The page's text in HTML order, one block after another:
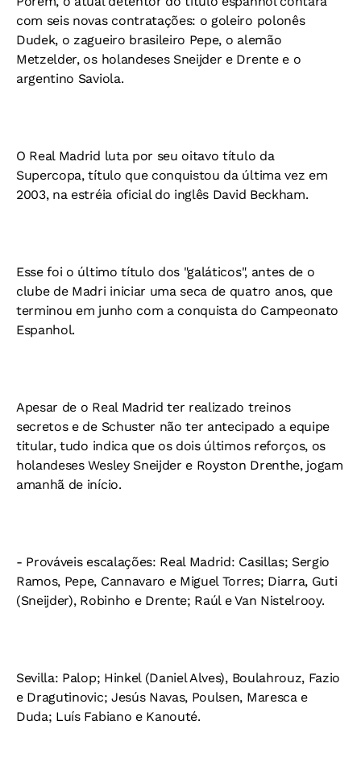
com seis novas contratações: o goleiro polonês
Dudek, o zagueiro brasileiro Pepe, o alemão
Metzelder, os holandeses Sneijder e Drente e o
argentino Saviola.
O Real Madrid luta por seu oitavo título da
Supercopa, título que conquistou da última vez em
2003, na estréia oficial do inglês David Beckham.
Esse foi o último título dos "galáticos", antes de o
clube de Madri iniciar uma seca de quatro anos, que
terminou em junho com a conquista do Campeonato
Espanhol.
Apesar de o Real Madrid ter realizado treinos
secretos e de Schuster não ter antecipado a equipe
titular, tudo indica que os dois últimos reforços, os
holandeses Wesley Sneijder e Royston Drenthe, jogam
amanhã de início.
- Prováveis escalações: Real Madrid: Casillas; Sergio
Ramos, Pepe, Cannavaro e Miguel Torres; Diarra, Guti
(Sneijder), Robinho e Drente; Raúl e Van Nistelrooy.
Sevilla: Palop; Hinkel (Daniel Alves), Boulahrouz, Fazio
e Dragutinovic; Jesús Navas, Poulsen, Maresca e
Duda; Luís Fabiano e Kanouté.